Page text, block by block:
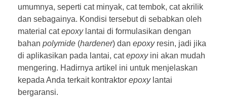
umumnya, seperti cat minyak, cat tembok, cat akrilik
dan sebagainya. Kondisi tersebut di sebabkan oleh
material catepoxylantai di formulasikan dengan
bahan polymide (hardener) dan epoxyresin, jadi jika
di aplikasikan pada lantai, catepoxyini akan mudah
mengering. Hadirnya artikel ini untuk menjelaskan
kepada Anda terkait kontraktor epoxy lantai
bergaransi.